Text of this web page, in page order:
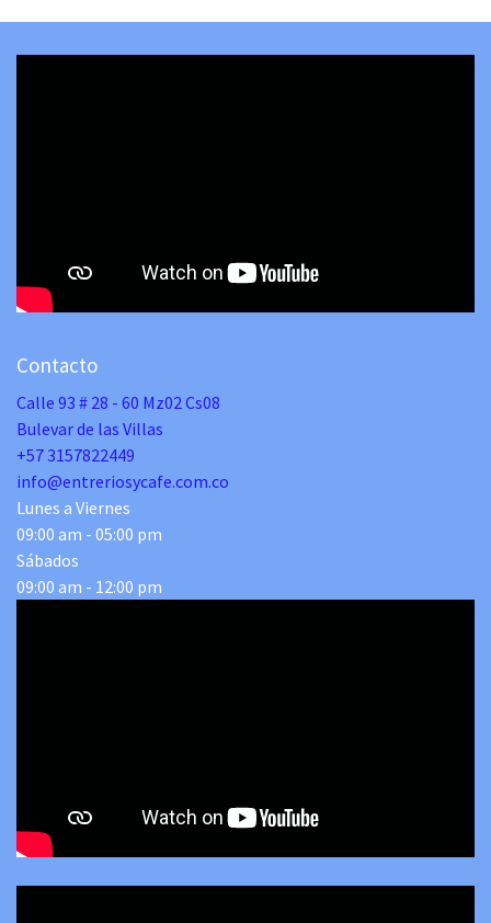
Contacto
Calle 93 # 28 - 60 Mz02 Cs08
Bulevar de las Villas
+57 3157822449
info@entreriosycafe.com.co
Lunes a Viernes
09:00 am - 05:00 pm
Sábados
09:00 am - 12:00 pm